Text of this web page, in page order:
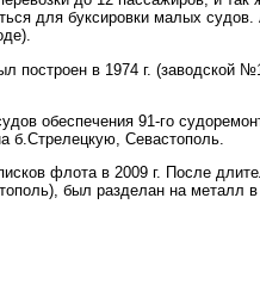
для буксировки малых судов.
построен в 1974 г. (заводской
обеспечения 91-го
б.Стрелецкую, Севастополь.
флота в 2009 г. После
был разделан на металл в